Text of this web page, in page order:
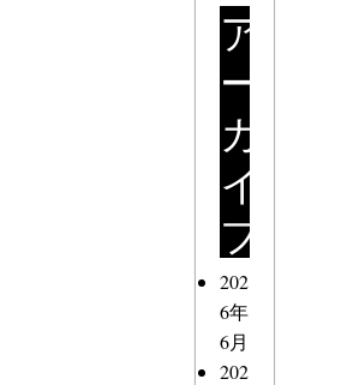
ア
ー
カ
イ
ブ
202
6年
6月
202